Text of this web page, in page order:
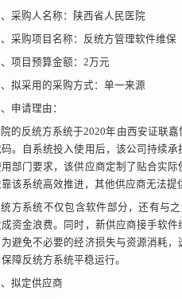
采购人名称：陕西省人民医院
采购项目名称：反统方管理软件维保
、项目预算金额：2万元
、拟采用的采购方式：单一来源
申请理由：
的反统方系统于2020年由西安证联
。自系统投入使用后，该公司持续
部门要求，该供应商定制了贴合实
该系统高效推进，其他供应商无法提
统方系统不仅包含软件部分，还有与
资金浪费。同时，新供应商接手软
为避免不必要的经济损失与资源消耗
障反统方系统平稳运行。
拟定供应商